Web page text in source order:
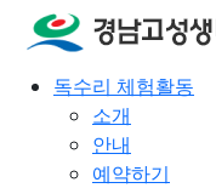
독수리 체험활동
소개
안내
예약하기